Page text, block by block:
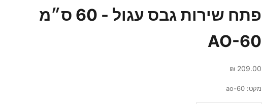
פתח שירות גבס עגול - 60 ס״מ
AO-60
209.00 ₪
מקט: ao-60